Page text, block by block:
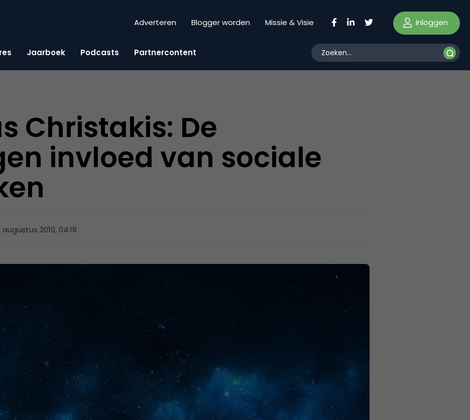
Adverteren Blogger worden Missie & Visie Inloggen
Jaarboek Podcasts Partnercontent
Christakis: De
invloed van sociale
augustus 2010, 04:18